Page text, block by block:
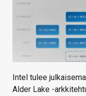
HAKU
Intel tulee
Alder Lake -